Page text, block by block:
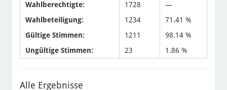
Wahlberechtigte:
1728
—
Wahlbeteiligung:
1234
71.41 %
Gültige Stimmen:
1211
98.14 %
Ungültige Stimmen:
23 1.86 %
Alle Ergebnisse